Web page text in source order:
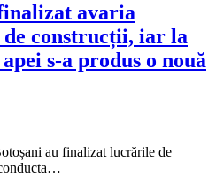
avaria
construcții, iar la
s-a produs o nouă
au finalizat lucrările de